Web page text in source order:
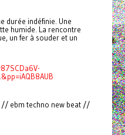
durée indéfinie. Une
humide. La rencontre
un fer à souder et un
ebm techno new beat //